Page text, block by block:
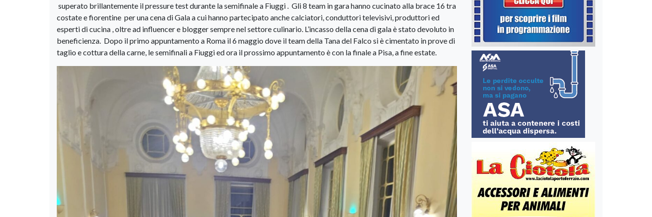
superato brillantemente il pressure test durante la semifinale a Fiuggi . Gli 8 team in gara hanno cucinato alla brace 16 tra
costate e fiorentine per una cena di Gala a cui hanno partecipato anche calciatori, conduttori televisivi, produttori ed
esperti di cucina , oltre ad influencer e blogger sempre nel settore culinario. L’incasso della cena di gala è stato devoluto in
beneficienza. Dopo il primo appuntamento a Roma il 6 maggio dove il team della Tana del Falco si è cimentato in prove di
taglio e cottura della carne, le semifinali a Fiuggi ed ora il prossimo appuntamento è con la finale a Pisa, a fine estate.